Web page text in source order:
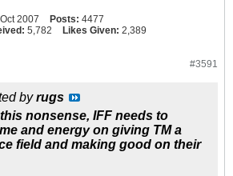
Oct 2007 Posts: 4477
5,782 Likes Given: 2,389
#3591
byrugs
nonsense, IFF needs to
and energy on giving TM a
field and making good on their